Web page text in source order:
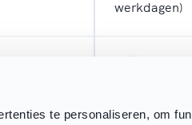
te personaliseren, om
werkdagen)
direct